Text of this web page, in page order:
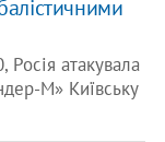
атакувала
М» Київську